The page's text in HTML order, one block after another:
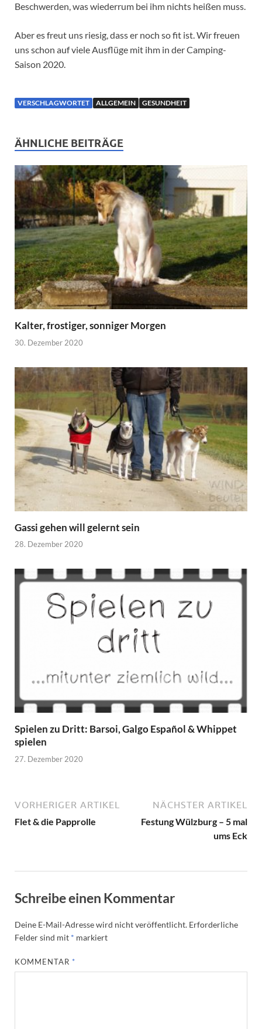
Beschwerden, was wiederrum bei ihm nichts heißen muss.
Aber es freut uns riesig, dass er noch so fit ist. Wir freuen
uns schon auf viele Ausflüge mit ihm in der Camping-
Saison 2020.
VERSCHLAGWORTET ALLGEMEIN GESUNDHEIT
ÄHNLICHE BEITRÄGE
Kalter, frostiger, sonniger Morgen
30. Dezember 2020
Gassi gehen will gelernt sein
28. Dezember 2020
Spielen zu Dritt: Barsoi, Galgo Español & Whippet
spielen
27. Dezember 2020
VORHERIGER ARTIKEL
Flet & die Papprolle
NÄCHSTER ARTIKEL
Festung Wülzburg – 5 mal
ums Eck
Schreibe einen Kommentar
Deine E-Mail-Adresse wird nicht veröffentlicht. Erforderliche
Felder sind mit * markiert
KOMMENTAR *